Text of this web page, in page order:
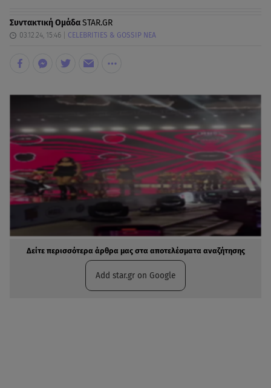
Συντακτική ΟμάδαSTAR.GR
03.12.24, 15:46 CELEBRITIES & GOSSIP ΝΕΑ
Δείτε περισσότερα άρθρα μας στα αποτελέσματα αναζήτησης
Add star.gr on Google